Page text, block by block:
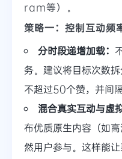
ram等）。
策略一：控制互动频
分时段递增加载：
务。建议将目标次数
不超过50个赞，并间
混合真实互动与虚
布优质原生内容（如
然用户参与。这样能